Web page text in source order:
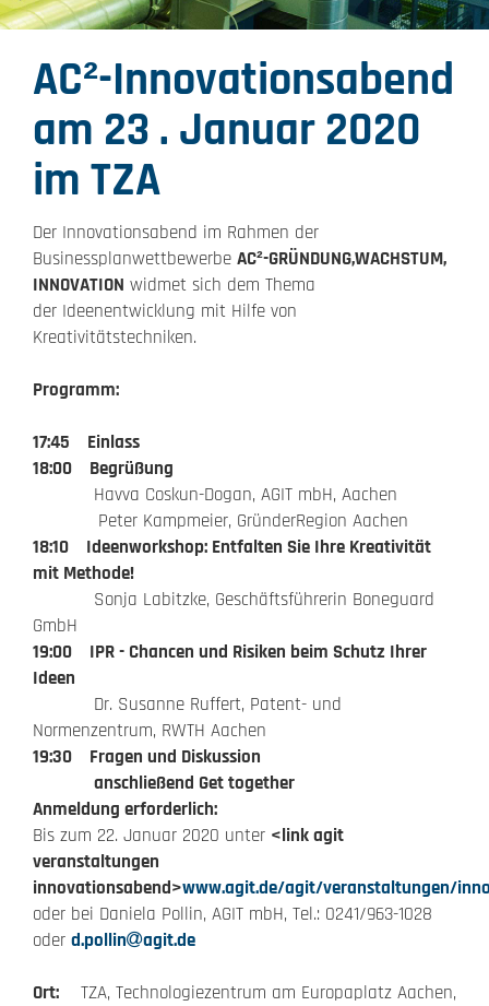
AC²-Innovationsabend
am 23 . Januar 2020
im TZA
Der Innovationsabend im Rahmen der
Businessplanwettbewerbe AC²-GRÜNDUNG,WACHSTUM,
INNOVATION widmet sich dem Thema
der Ideenentwicklung mit Hilfe von
Kreativitätstechniken.
Programm:
17:45 Einlass
18:00 Begrüßung
Havva Coskun-Dogan, AGIT mbH, Aachen
Peter Kampmeier, GründerRegion Aachen
18:10 Ideenworkshop: Entfalten Sie Ihre Kreativität
mit Methode!
Sonja Labitzke, Geschäftsführerin Boneguard
GmbH
19:00 IPR - Chancen und Risiken beim Schutz Ihrer
Ideen
Dr. Susanne Ruffert, Patent- und
Normenzentrum, RWTH Aachen
19:30 Fragen und Diskussion
anschließend Get together
Anmeldung erforderlich:
Bis zum 22. Januar 2020 unter <link agit
veranstaltungen
innovationsabend>www.agit.de/agit/veranstaltungen/
oder bei Daniela Pollin, AGIT mbH, Tel.: 0241/963-1028
oder d.pollin agit.de
Ort: TZA, Technologiezentrum am Europaplatz Aachen,